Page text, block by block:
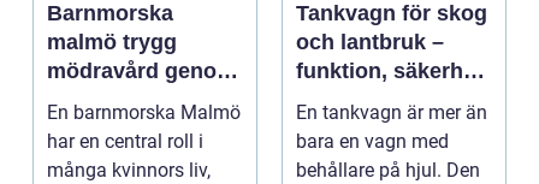
Barnmorska
malmö trygg
mödravård genom
hela livet
En barnmorska Malmö
har en central roll i
många kvinnors liv,
Tankvagn för skog
och lantbruk –
funktion, säkerhet
och smarta val
En tankvagn är mer än
bara en vagn med
behållare på hjul. Den